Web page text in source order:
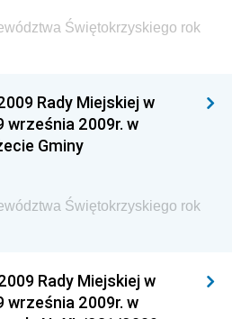
Rozwoju, Pracy i
Kultury, Dziedzictwa
Rodziny i Polityki
Głównej Straży
Banku Polskiego
Świętokrzyskiego rok
Rady Miejskiej w
września 2009r. w
Gminy
Świętokrzyskiego rok
Rady Miejskiej w
września 2009r. w